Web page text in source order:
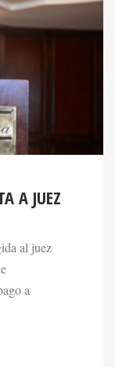
A JUEZ
al juez
a